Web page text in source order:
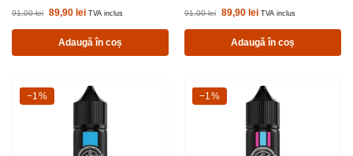
91,00lei 89,90 lei TVA inclus
Adaugă în coș
91,00lei 89,90 lei TVA inclus
Adaugă în coș
-1%
−1% -1%
−1%